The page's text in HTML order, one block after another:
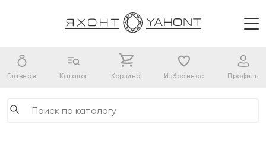
Главная Каталог Корзина Избранное Профиль